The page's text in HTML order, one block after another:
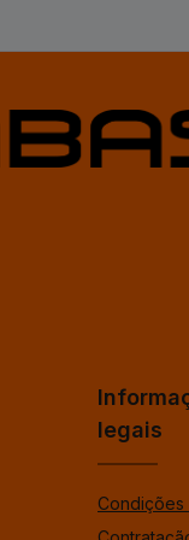
legais
Condições